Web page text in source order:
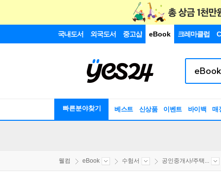
국내도서 외국도서 중고샵 eBook 크레마클럽
빠른분야찾기 베스트 신상품 이벤트 바이백 매
웰컴 eBook 수험서 공인중개사/주택...